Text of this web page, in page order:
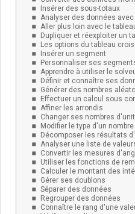
Insérer des sous-totaux
Analyser des données
Aller plus loin avec le
Dupliquer et réexploiter un
Les options du tableau
Insérer un segment
Personnaliser ses
Apprendre à utiliser le
Définir et connaître ses
Générer des nombres
Effectuer un calcul sous
Affiner les arrondis
Changer ses nombres
Modifier le type d'un nombre
Décomposer les résultats
Analyser une liste de
Convertir les mesures
Utiliser les fonctions de
Calculer le montant des
Gérer ses doublons
Séparer des données
Regrouper des données
Connaître le rang d'une